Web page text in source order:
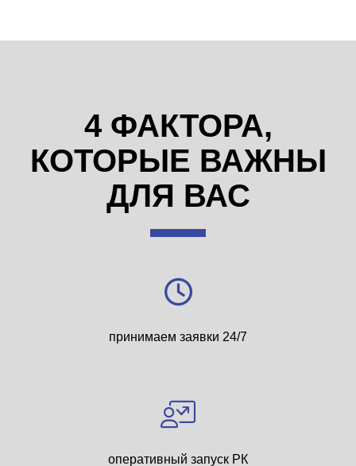
4 ФАКТОРА,
КОТОРЫЕ ВАЖНЫ
ДЛЯ ВАС
принимаем заявки 24/7
оперативный запуск РК